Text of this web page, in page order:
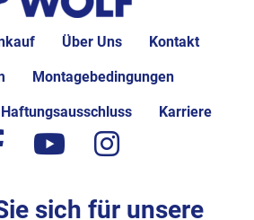
Über Uns Kontakt
Montagebedingungen
Haftungsausschluss Karriere
facebook
youtubeinstagram
sich für unsere